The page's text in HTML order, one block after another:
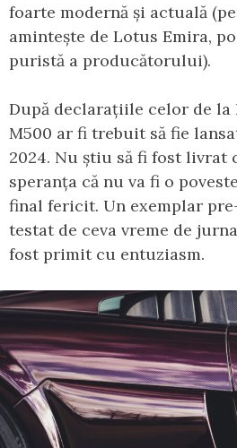
foarte modernă și actuală
amintește de Lotus Emira,
puristă a producătorului).
După declarațiile celor de la
M500 ar fi trebuit să fie
2024. Nu știu să fi fost livrat
speranța că nu va fi o
final fericit. Un exemplar
testat de ceva vreme de
fost primit cu entuziasm.